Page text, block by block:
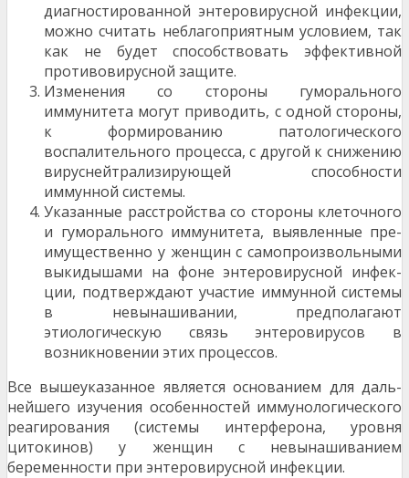
диагностированной энтеровирусной инфекции,
можно считать неблаго­приятным условием, так
как не будет способст­вовать эффективной
противовирусной защите.
Изменения со стороны гуморального
иммунитета могут приводить, с одной стороны,
к формиро­ванию патологического
воспалительного про­цесса, с другой к снижению
вируснейтрализирующей способности
иммунной системы.
Указанные расстройства со стороны клеточного
и гуморального иммунитета, выявленные пре­
имущественно у женщин с самопроизвольными
выкидышами на фоне энтеровирусной инфек­
ции, подтверждают участие иммунной системы
в невынашивании, предполагают
этиологическую связь энтеровирусов в
возникновении этих про­цессов.
Все вышеуказанное является основанием для даль­
нейшего изучения особенностей иммунологического
реагирования (системы интерферона, уровня
цитокинов) у женщин с невынашиванием
беременности при энтеровирусной инфекции.